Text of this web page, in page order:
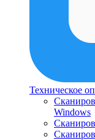
Техническое
Windows